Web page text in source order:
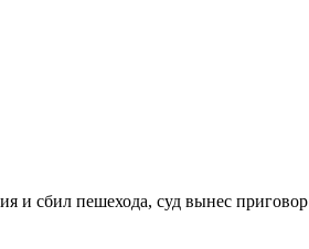
и сбил пешехода, суд вынес приговор